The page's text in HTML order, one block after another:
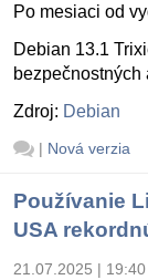
Po mesiaci od
Debian 13.1
bezpečnostných
Zdroj: Debian
| Nová verzia
Používanie
USA
21.07.2025 | 19:40